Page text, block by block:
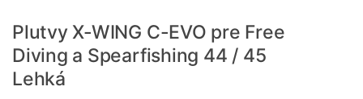
Plutvy X-WING C-EVO pre Free
Diving a Spearfishing 44 / 45
Lehká